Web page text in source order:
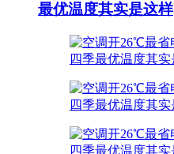
最优温度其实是这样